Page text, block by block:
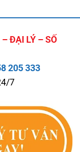
ĐẠI LÝ – SỐ
205 333
7